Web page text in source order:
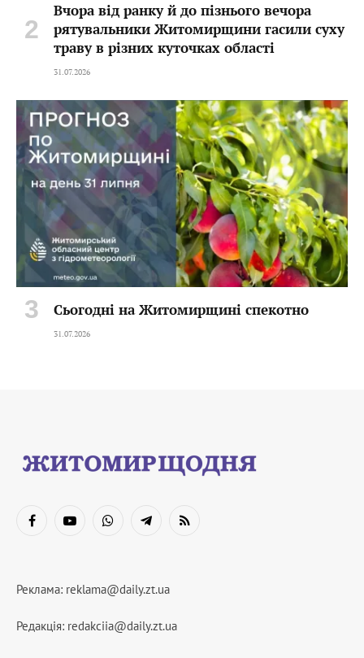
Вчора від ранку й до пізнього вечора
рятувальники Житомирщини гасили суху
траву в різних куточках області
31.07.2026
Сьогодні на Житомирщині спекотно
31.07.2026
FacebookYouTubeWhatsAppTelegramRSS
Реклама: reklama@daily.zt.ua
Редакція: redakciia@daily.zt.ua